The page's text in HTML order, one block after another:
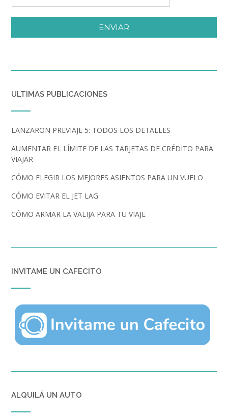
ENVIAR
ULTIMAS PUBLICACIONES
LANZARON PREVIAJE 5: TODOS LOS DETALLES
AUMENTAR EL LÍMITE DE LAS TARJETAS DE CRÉDITO PARA
VIAJAR
CÓMO ELEGIR LOS MEJORES ASIENTOS PARA UN VUELO
CÓMO EVITAR EL JET LAG
CÓMO ARMAR LA VALIJA PARA TU VIAJE
INVITAME UN CAFECITO
ALQUILÁ UN AUTO